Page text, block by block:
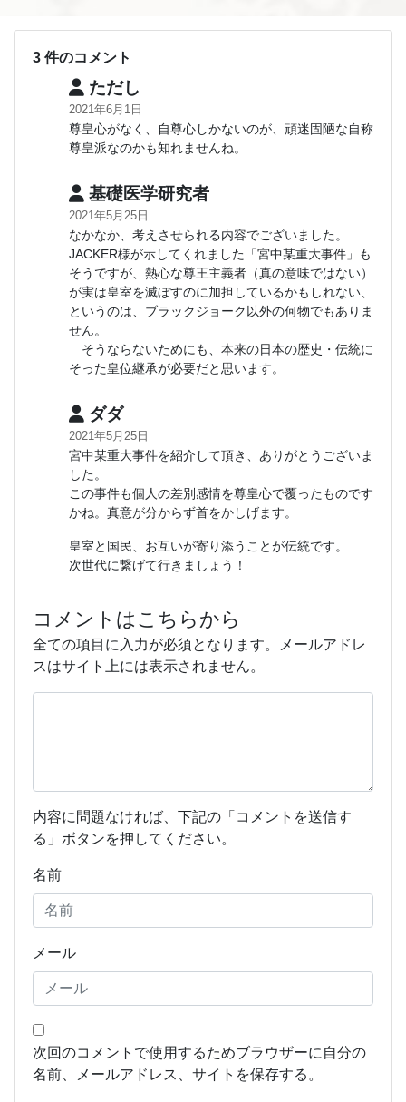
3 件のコメント
ただし
2021年6月1日
尊皇心がなく、自尊心しかないのが、頑迷固陋な自称
尊皇派なのかも知れませんね。
基礎医学研究者
2021年5月25日
なかなか、考えさせられる内容でございました。
JACKER様が示してくれました「宮中某重大事件」も
そうですが、熱心な尊王主義者（真の意味ではない）
が実は皇室を滅ぼすのに加担しているかもしれない、
というのは、ブラックジョーク以外の何物でもありま
せん。
そうならないためにも、本来の日本の歴史・伝統に
そった皇位継承が必要だと思います。
ダダ
2021年5月25日
宮中某重大事件を紹介して頂き、ありがとうございま
した。
この事件も個人の差別感情を尊皇心で覆ったものです
かね。真意が分からず首をかしげます。
皇室と国民、お互いが寄り添うことが伝統です。
次世代に繋げて行きましょう！
コメントはこちらから
全ての項目に入力が必須となります。メールアドレ
スはサイト上には表示されません。
内容に問題なければ、下記の「コメントを送信す
る」ボタンを押してください。
名前
メール
次回のコメントで使用するためブラウザーに自分の
名前、メールアドレス、サイトを保存する。